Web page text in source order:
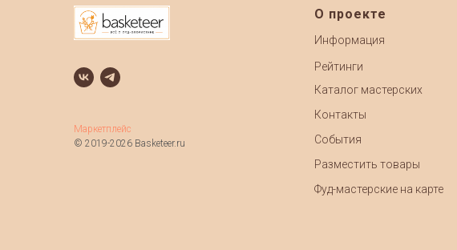
Маркетплейс
© 2019-2026 Basketeer.ru
О проекте
Информация
Рейтинги
Каталог мастерских
Контакты
События
Разместить товары
Фуд-мастерские на карте